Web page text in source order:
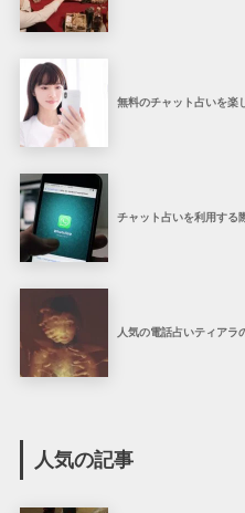
無料のチャット占いを楽
チャット占いを利用する
人気の電話占いティアラ
人気の記事